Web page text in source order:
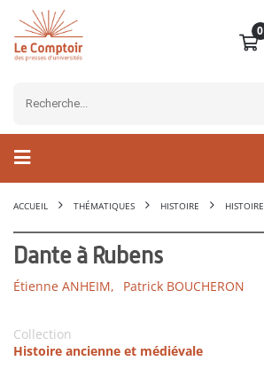
0
ACCUEIL THÉMATIQUES HISTOIRE HISTOIRE
Dante à Rubens
Étienne ANHEIM, Patrick BOUCHERON
Collection
Histoire ancienne et médiévale